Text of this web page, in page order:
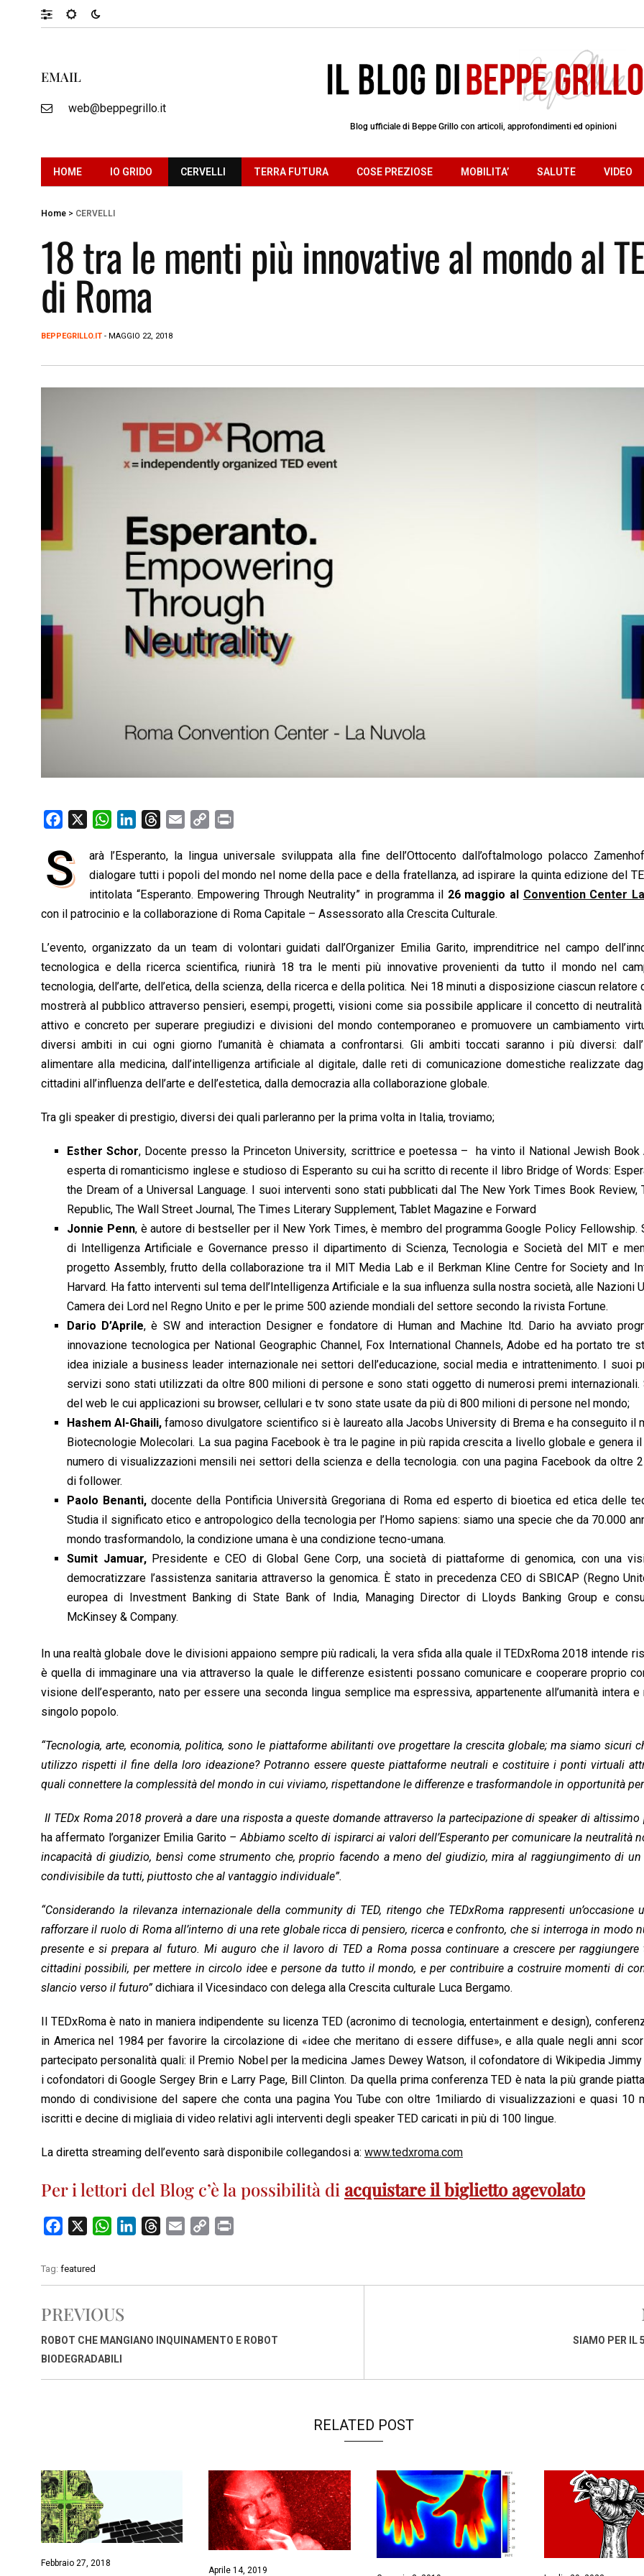
EMAIL
web@beppegrillo.it
Blog ufficiale di Beppe Grillo con articoli, approfondimenti ed opinioni
HOME IO GRIDO CERVELLI TERRA FUTURA COSE PREZIOSE MOBILITA’ SALUTE VIDEO
Home > CERVELLI
18 tra le menti più innovative al mondo al
di Roma
BEPPEGRILLO.IT - MAGGIO 22, 2018
c
e
o
k
W
a
t
s
A
p
n
k
e
d
n
r
e
a
d
a
i
l
p
y
L
i
k
i
n
t
S
arà l’Esperanto, la lingua universale sviluppata alla fine dell’Ottocento dall’oftalmologo polacco
dialogare tutti i popoli del mondo nel nome della pace e della fratellanza, ad ispirare la quinta edizione del
intitolata “Esperanto. Empowering Through Neutrality” in programma il 26 maggio al Convention Center
con il patrocinio e la collaborazione di Roma Capitale – Assessorato alla Crescita Culturale.
L’evento, organizzato da un team di volontari guidati dall’Organizer Emilia Garito, imprenditrice nel campo
tecnologica e della ricerca scientifica, riunirà 18 tra le menti più innovative provenienti da tutto il mondo nel
tecnologia, dell’arte, dell’etica, della scienza, della ricerca e della politica. Nei 18 minuti a disposizione ciascun relatore
mostrerà al pubblico attraverso pensieri, esempi, progetti, visioni come sia possibile applicare il concetto di
attivo e concreto per superare pregiudizi e divisioni del mondo contemporaneo e promuovere un cambiamento
diversi ambiti in cui ogni giorno l’umanità è chiamata a confrontarsi. Gli ambiti toccati saranno i più diversi:
alimentare alla medicina, dall’intelligenza artificiale al digitale, dalle reti di comunicazione domestiche realizzate
cittadini all’influenza dell’arte e dell’estetica, dalla democrazia alla collaborazione globale.
Tra gli speaker di prestigio, diversi dei quali parleranno per la prima volta in Italia, troviamo;
Esther Schor, Docente presso la Princeton University, scrittrice e poetessa – ha vinto il National Jewish Book
esperta di romanticismo inglese e studioso di Esperanto su cui ha scritto di recente il libro Bridge of Words:
the Dream of a Universal Language. I suoi interventi sono stati pubblicati dal The New York Times Book Review,
Republic, The Wall Street Journal, The Times Literary Supplement, Tablet Magazine e Forward
Jonnie Penn, è autore di bestseller per il New York Times, è membro del programma Google Policy Fellowship.
di Intelligenza Artificiale e Governance presso il dipartimento di Scienza, Tecnologia e Società del MIT e
progetto Assembly, frutto della collaborazione tra il MIT Media Lab e il Berkman Kline Centre for Society and
Harvard. Ha fatto interventi sul tema dell’Intelligenza Artificiale e la sua influenza sulla nostra società, alle Nazioni
Camera dei Lord nel Regno Unito e per le prime 500 aziende mondiali del settore secondo la rivista Fortune.
Dario D’Aprile, è SW and interaction Designer e fondatore di Human and Machine ltd. Dario ha avviato
innovazione tecnologica per National Geographic Channel, Fox International Channels, Adobe ed ha portato tre
idea iniziale a business leader internazionale nei settori dell’educazione, social media e intrattenimento. I suoi
servizi sono stati utilizzati da oltre 800 milioni di persone e sono stati oggetto di numerosi premi internazionali.
del web le cui applicazioni su browser, cellulari e tv sono state usate da più di 800 milioni di persone nel mondo;
Hashem Al-Ghaili, famoso divulgatore scientifico si è laureato alla Jacobs University di Brema e ha conseguito il
Biotecnologie Molecolari. La sua pagina Facebook è tra le pagine in più rapida crescita a livello globale e genera
numero di visualizzazioni mensili nei settori della scienza e della tecnologia. con una pagina Facebook da oltre
di follower.
Paolo Benanti,docente della Pontificia Università Gregoriana di Roma ed esperto di bioetica ed etica delle
Studia il significato etico e antropologico della tecnologia per l’Homo sapiens: siamo una specie che da 70.000
mondo trasformandolo, la condizione umana è una condizione tecno-umana.
Sumit Jamuar,Presidente e CEO di Global Gene Corp, una società di piattaforme di genomica, con una
democratizzare l’assistenza sanitaria attraverso la genomica. È stato in precedenza CEO di SBICAP (Regno
europea di Investment Banking di State Bank of India, Managing Director di Lloyds Banking Group e
McKinsey & Company.
In una realtà globale dove le divisioni appaiono sempre più radicali, la vera sfida alla quale il TEDxRoma 2018 intende
è quella di immaginare una via attraverso la quale le differenze esistenti possano comunicare e cooperare proprio
visione dell’esperanto, nato per essere una seconda lingua semplice ma espressiva, appartenente all’umanità intera e
singolo popolo.
“Tecnologia, arte, economia, politica, sono le piattaforme abilitanti ove progettare la crescita globale; ma siamo sicuri
utilizzo rispetti il fine della loro ideazione? Potranno essere queste piattaforme neutrali e costituire i ponti virtuali
quali connettere la complessità del mondo in cui viviamo, rispettandone le differenze e trasformandole in opportunità
Il TEDx Roma 2018 proverà a dare una risposta a queste domande attraverso la partecipazione di speaker di
ha affermato l’organizer Emilia Garito– Abbiamo scelto di ispirarci ai valori dell’Esperanto per comunicare la neutralità
incapacità di giudizio, bensì come strumento che, proprio facendo a meno del giudizio, mira al raggiungimento di
condivisibile da tutti, piuttosto che al vantaggio individuale”.
“Considerando la rilevanza internazionale della community di TED, ritengo che TEDxRoma rappresenti un’occasione
rafforzare il ruolo di Roma all’interno di una rete globale ricca di pensiero, ricerca e confronto, che si interroga in modo
presente e si prepara al futuro. Mi auguro che il lavoro di TED a Roma possa continuare a crescere per
cittadini possibili, per mettere in circolo idee e persone da tutto il mondo, e per contribuire a costruire momenti di
slancio verso il futuro”dichiara il Vicesindaco con delega alla Crescita culturale Luca Bergamo.
Il TEDxRoma è nato in maniera indipendente su licenza TED (acronimo di tecnologia, entertainment e design),
in America nel 1984 per favorire la circolazione di «idee che meritano di essere diffuse», e alla quale negli anni
partecipato personalità quali: il Premio Nobel per la medicina James Dewey Watson, il cofondatore di Wikipedia
i cofondatori di Google Sergey Brin e Larry Page, Bill Clinton. Da quella prima conferenza TED è nata la più grande
mondo di condivisione del sapere che conta una pagina You Tube con oltre 1miliardo di visualizzazioni e quasi 10
iscritti e decine di migliaia di video relativi agli interventi degli speaker TED caricati in più di 100 lingue.
La diretta streaming dell’evento sarà disponibile collegandosi a: www.tedxroma.com
Per i lettori del Blog c’è la possibilità di acquistare il biglietto agevolato
c
e
o
o
k
W
t
A
p
p
k
I
e
s
i
y
n
n
Tag: featured
PREVIOUS
ROBOT CHE MANGIANO INQUINAMENTO E ROBOT
BIODEGRADABILI
SIAMO PER IL
RELATED POST
Febbraio 27, 2018
Aprile 14, 2019